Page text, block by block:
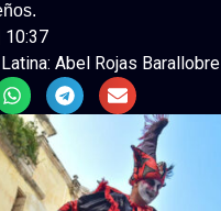
10:37
Abel Rojas Barallobre